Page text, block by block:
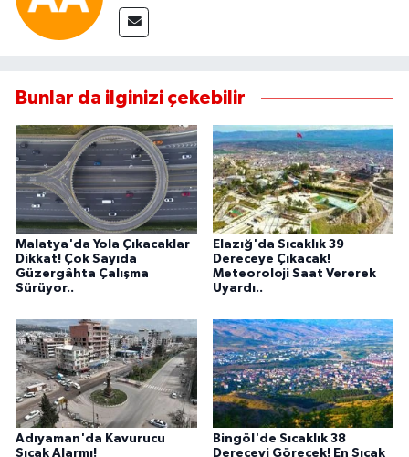
Bunlar da ilginizi çekebilir
Malatya'da Yola Çıkacaklar
Dikkat! Çok Sayıda
Güzergâhta Çalışma
Sürüyor..
Elazığ'da Sıcaklık 39
Dereceye Çıkacak!
Meteoroloji Saat Vererek
Uyardı..
Adıyaman'da Kavurucu
Sıcak Alarmı!
Bingöl'de Sıcaklık 38
Dereceyi Görecek! En Sıcak